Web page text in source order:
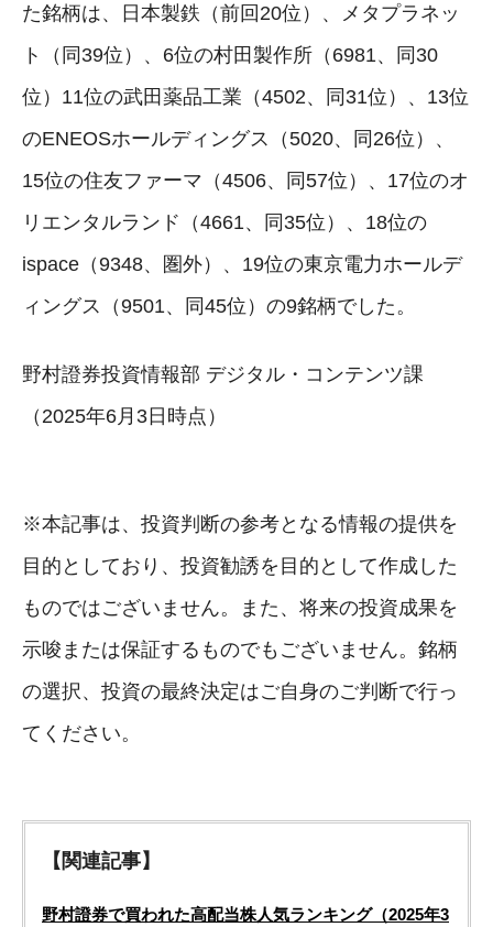
た銘柄は、日本製鉄（前回20位）、メタプラネッ
ト（同39位）、6位の村田製作所（6981、同30
位）11位の武田薬品工業（4502、同31位）、13位
のENEOSホールディングス（5020、同26位）、
15位の住友ファーマ（4506、同57位）、17位のオ
リエンタルランド（4661、同35位）、18位の
ispace（9348、圏外）、19位の東京電力ホールデ
ィングス（9501、同45位）の9銘柄でした。
野村證券投資情報部 デジタル・コンテンツ課
（2025年6月3日時点）
※本記事は、投資判断の参考となる情報の提供を
目的としており、投資勧誘を目的として作成した
ものではございません。また、将来の投資成果を
示唆または保証するものでもございません。銘柄
の選択、投資の最終決定はご自身のご判断で行っ
てください。
【関連記事】
野村證券で買われた高配当株人気ランキング（2025年3